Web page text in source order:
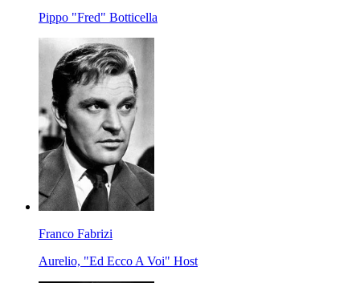
Pippo "Fred" Botticella
Franco Fabrizi
Aurelio, "Ed Ecco A Voi" Host